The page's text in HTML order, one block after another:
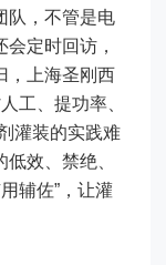
队，不管是电
定时回访，
，上海圣刚西
工、提功率、
灌装的实践难
效、禁绝、
辅佐”，让灌